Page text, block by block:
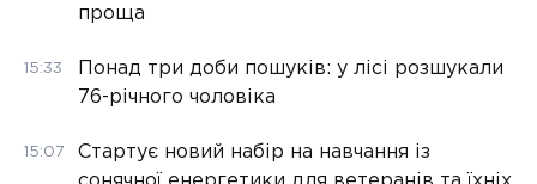
проща
15:33
Понад три доби пошуків: у лісі розшукали
76-річного чоловіка
15:07
Стартує новий набір на навчання із